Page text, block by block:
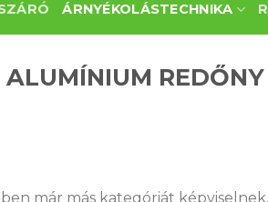
ÁRNYÉKOLÁSTECHNIKA
ALUMÍNIUM REDŐNY
már más kategóriát